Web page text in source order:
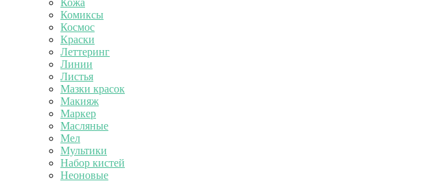
Кожа
Комиксы
Космос
Краски
Леттеринг
Линии
Листья
Мазки красок
Макияж
Маркер
Масляные
Мел
Мультики
Набор кистей
Неоновые